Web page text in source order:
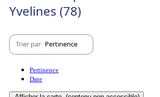
Yvelines (78)
Trier par Pertinence
Pertinence
Date